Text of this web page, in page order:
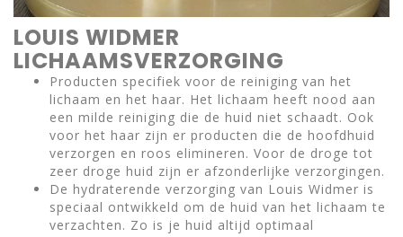
LOUIS WIDMER
LICHAAMSVERZORGING
Producten specifiek voor de reiniging van het
lichaam en het haar. Het lichaam heeft nood aan
een milde reiniging die de huid niet schaadt. Ook
voor het haar zijn er producten die de hoofdhuid
verzorgen en roos elimineren. Voor de droge tot
zeer droge huid zijn er afzonderlijke verzorgingen.
De hydraterende verzorging van Louis Widmer is
speciaal ontwikkeld om de huid van het lichaam te
verzachten. Zo is je huid altijd optimaal